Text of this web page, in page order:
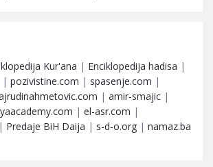
Kur'ana | Enciklopedija hadisa |
| pozivistine.com | spasenje.com |
| amir-smajic |
| el-asr.com |
| Predaje BiH Daija | s-d-o.org | namaz.ba